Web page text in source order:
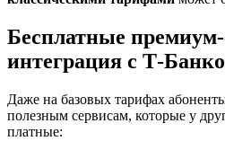
Бесплатные
интеграция с Т-
Даже на базовых тарифах
полезным сервисам, которые у
платные: